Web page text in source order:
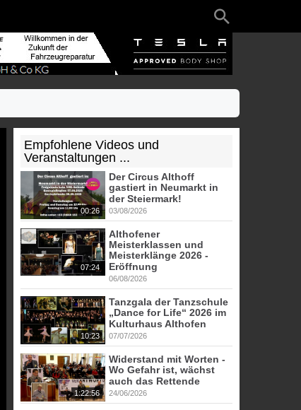
Empfohlene Videos und
Veranstaltungen ...
00:26
Der Circus Althoff
gastiert in Neumarkt in
der Steiermark!
03/08/2026
07:24
Althofener
Meisterklassen und
Meisterklänge 2026 -
Eröffnung
06/08/2026
10:23
Tanzgala der Tanzschule
„Dance for Life“ 2026 im
Kulturhaus Althofen
07/07/2026
1:22:56
Widerstand mit Worten -
Wo Gefahr ist, wächst
auch das Rettende
24/06/2026